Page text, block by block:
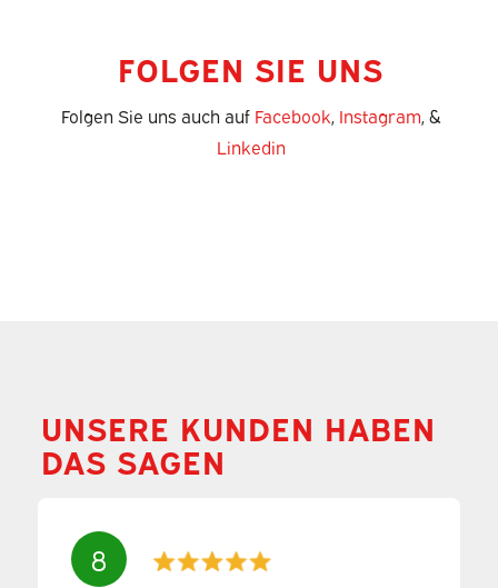
FOLGEN SIE UNS
Folgen Sie uns auch auf Facebook, Instagram, &
Linkedin
UNSERE KUNDEN HABEN
DAS SAGEN
8